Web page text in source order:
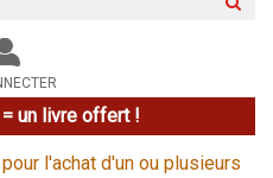
le
site
un livre offert !
pour l'achat d'un ou plusieurs